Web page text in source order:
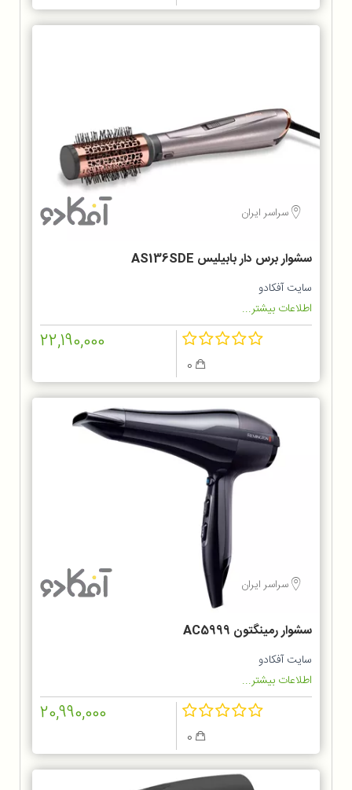
سراسر ایران
سشوار برس دار بابیلیس AS136SDE
سایت آفکادو
اطلاعات بیشتر...
22,190,000
سراسر ایران
سشوار رمینگتون AC5999
سایت آفکادو
اطلاعات بیشتر...
20,990,000